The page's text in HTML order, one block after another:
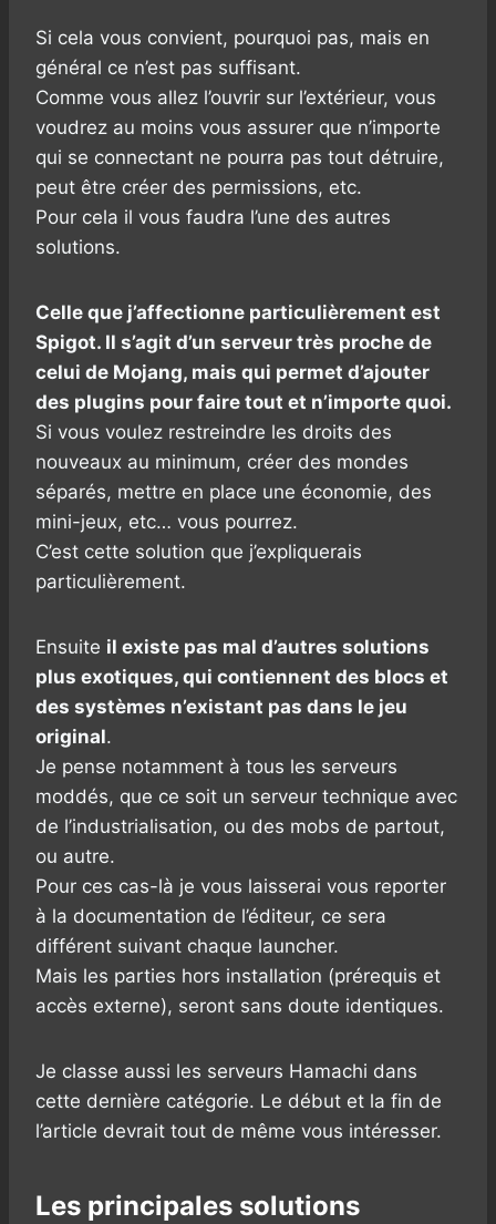
Si cela vous convient, pourquoi pas, mais en
général ce n’est pas suffisant.
Comme vous allez l’ouvrir sur l’extérieur, vous
voudrez au moins vous assurer que n’importe
qui se connectant ne pourra pas tout détruire,
peut être créer des permissions, etc.
Pour cela il vous faudra l’une des autres
solutions.
Celle que j’affectionne particulièrement est
Spigot. Il s’agit d’un serveur très proche de
celui de Mojang, mais qui permet d’ajouter
des plugins pour faire tout et n’importe quoi.
Si vous voulez restreindre les droits des
nouveaux au minimum, créer des mondes
séparés, mettre en place une économie, des
mini-jeux, etc… vous pourrez.
C’est cette solution que j’expliquerais
particulièrement.
Ensuite il existe pas mal d’autres solutions
plus exotiques, qui contiennent des blocs et
des systèmes n’existant pas dans le jeu
original.
Je pense notamment à tous les serveurs
moddés, que ce soit un serveur technique avec
de l’industrialisation, ou des mobs de partout,
ou autre.
Pour ces cas-là je vous laisserai vous reporter
à la documentation de l’éditeur, ce sera
différent suivant chaque launcher.
Mais les parties hors installation (prérequis et
accès externe), seront sans doute identiques.
Je classe aussi les serveurs Hamachi dans
cette dernière catégorie. Le début et la fin de
l’article devrait tout de même vous intéresser.
Les principales solutions